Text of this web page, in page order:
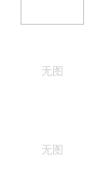
无图
无图